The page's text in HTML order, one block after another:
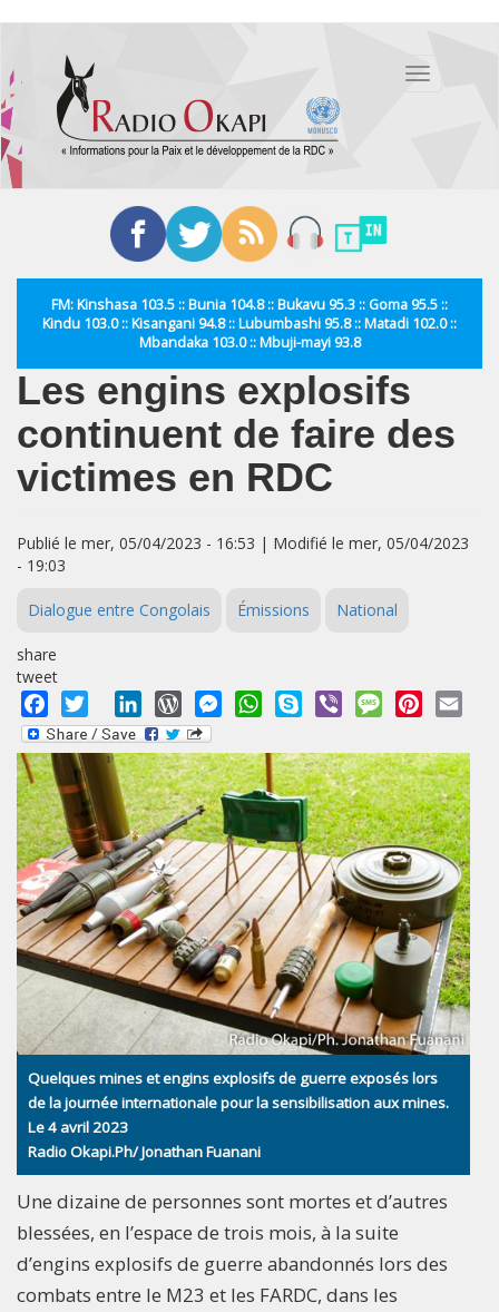
contenu
principal
Toggle
FM: Kinshasa 103.5 :: Bunia 104.8 :: Bukavu 95.3 :: Goma 95.5 ::
Kindu 103.0 :: Kisangani 94.8 :: Lubumbashi 95.8 :: Matadi 102.0 ::
Mbandaka 103.0 :: Mbuji-mayi 93.8
Les engins explosifs
continuent de faire des
victimes en RDC
Publié le mer, 05/04/2023 - 16:53 | Modifié le mer, 05/04/2023
- 19:03
Dialogue entre Congolais Émissions National
share
tweet
Facebook
Twitter LinkedInWordPressMessengerWhatsApp
Skype Viber MessagePinterest
Quelques mines et engins explosifs de guerre exposés lors
de la journée internationale pour la sensibilisation aux mines.
Le 4 avril 2023
Radio Okapi.Ph/ Jonathan Fuanani
Une dizaine de personnes sont mortes et d’autres
blessées, en l’espace de trois mois, à la suite
d’engins explosifs de guerre abandonnés lors des
combats entre le M23 et les FARDC, dans les